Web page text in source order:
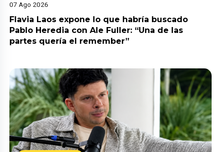
07 Ago 2026
Flavia Laos expone lo que habría buscado
Pablo Heredia con Ale Fuller: “Una de las
partes quería el remember”